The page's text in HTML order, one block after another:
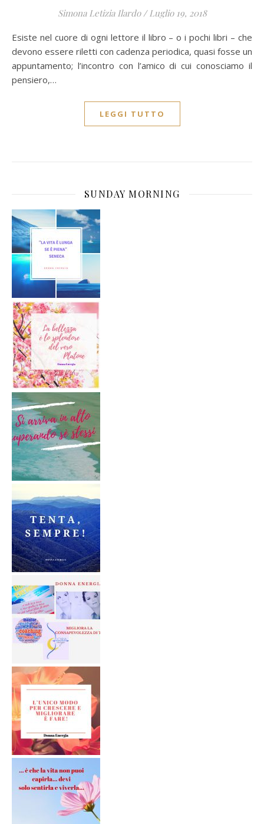
Simona Letizia Ilardo / Luglio 19, 2018
Esiste nel cuore di ogni lettore il libro – o i pochi libri – che
devono essere riletti con cadenza periodica, quasi fosse un
appuntamento; l’incontro con l’amico di cui conosciamo il
pensiero,…
LEGGI TUTTO
SUNDAY MORNING